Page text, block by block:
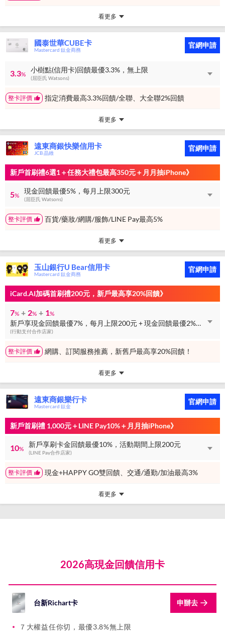
看更多
國泰世華CUBE卡
Mastercard 鈦金商務
官網申請
3.3%
小樹點(信用卡)回饋最優3.3%，無上限
(屈臣氏 Watsons)
整卡評價 指定消費最高3.3%回饋/全聯、大全聯2%回饋
看更多
遠東商銀快樂信用卡
JCB 晶緻
官網申請
新戶首刷禮6選1＋任務大禮包最高350元＋月月抽iPhone》
5%
現金回饋最優5%，每月上限300元
(屈臣氏 Watsons)
整卡評價 百貨/藥妝/網購/服飾/LINE Pay最高5%
看更多
玉山銀行U Bear信用卡
Mastercard 鈦金商務
官網申請
iCard.AI加碼首刷禮200元，新戶最高享20%回饋》
7% + 2% + 1%
新戶享現金回饋最優7%，每月上限200元 + 現金回饋最優2%，每月上限150元 + 現金回饋最優1%，無上限
(行動支付合作店家)
整卡評價 網購、訂閱服務推薦，新舊戶最高享20%回饋！
看更多
遠東商銀樂行卡
Mastercard 鈦金
官網申請
新戶首刷禮 1,000元＋LINE Pay10%＋月月抽iPhone》
10%
新戶享刷卡金回饋最優10%，活動期間上限200元
(LINE Pay合作店家)
整卡評價 現金+HAPPY GO雙回饋、交通/通勤/加油最高3%
看更多
2026高現金回饋信用卡
台新Richart卡 申辦去
７大權益任你切，最優3.8%無上限